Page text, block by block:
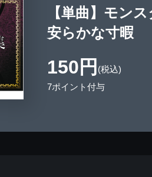
【単曲】モン
安らかな寸暇
150円 (税込)
7ポイント付与